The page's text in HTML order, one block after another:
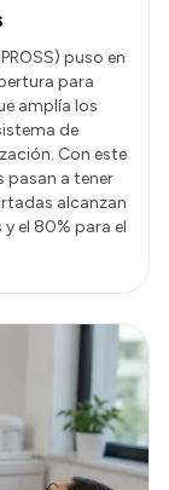
puso en
para
amplía los
de
Con este
pasan a tener
alcanzan
el 80% para el